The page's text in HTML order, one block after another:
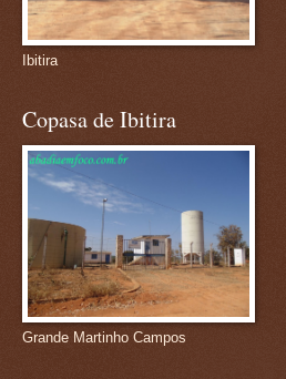
Ibitira
Copasa de Ibitira
Grande Martinho Campos